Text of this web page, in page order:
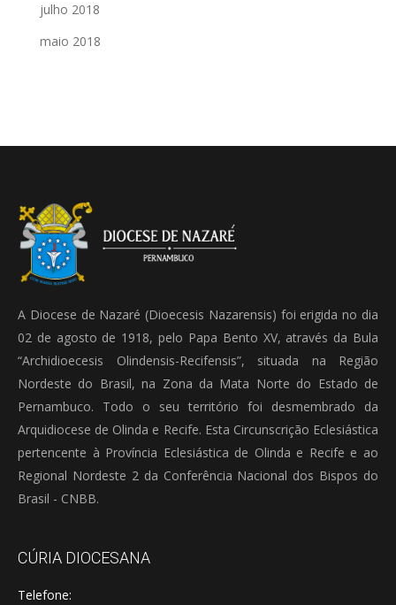
julho 2018
maio 2018
A Diocese de Nazaré (Dioecesis Nazarensis) foi erigida no dia
02 de agosto de 1918, pelo Papa Bento XV, através da Bula
“Archidioecesis Olindensis-Recifensis”, situada na Região
Nordeste do Brasil, na Zona da Mata Norte do Estado de
Pernambuco. Todo o seu território foi desmembrado da
Arquidiocese de Olinda e Recife. Esta Circunscrição Eclesiástica
pertencente à Província Eclesiástica de Olinda e Recife e ao
Regional Nordeste 2 da Conferência Nacional dos Bispos do
Brasil - CNBB.
CÚRIA DIOCESANA
Telefone: